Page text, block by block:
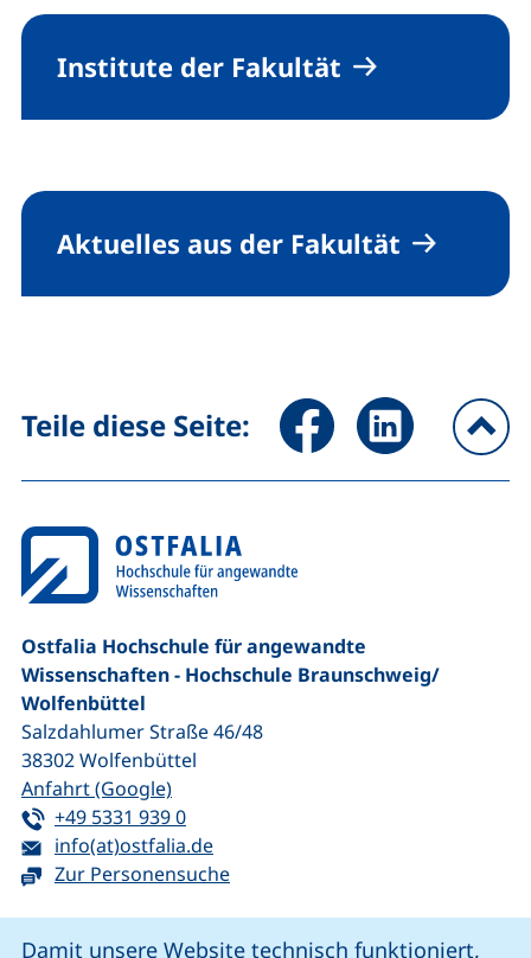
Damit unsere Website technisch funktioniert,
Institute der Fakultät
Aktuelles aus der Fakultät
Teile diese Seite: Seite über Facebook teilen
Seite über
Ostfalia Hochschule für angewandte
Wissenschaften - Hochschule Braunschweig/​
Wolfenbüttel
Salzdahlumer Straße 46/48
38302Wolfenbüttel
Anfahrt (Google)(externer Link, öffnet neues Fenster)
Tel:
+49 5331 939 0(startet einen Telefonanruf, wenn Ihr
E-Mail:
info(at)ostfalia.de(öffnet Ihr E-Mail-Programm)
Zur Personensuche